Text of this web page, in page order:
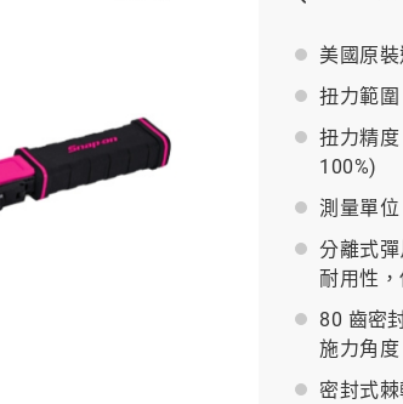
BAHCO 瑞典魚牌
美國原
扭力範
扭力精
100%)
測量單
分離式
耐用性
80 齒密
施力角度
密封式